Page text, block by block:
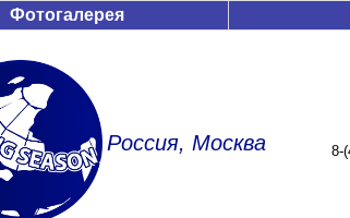
Фотогалерея
Россия, Москва 8-